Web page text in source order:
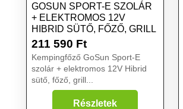
GOSUN SPORT-E SZOLÁR
+ ELEKTROMOS 12V
HIBRID SÜTŐ, FŐZŐ, GRILL
211 590 Ft
Kempingfőző GoSun Sport-E
szolár + elektromos 12V Hibrid
sütő, főző, grill...
Részletek